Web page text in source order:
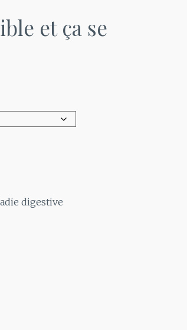
et ça se
digestive